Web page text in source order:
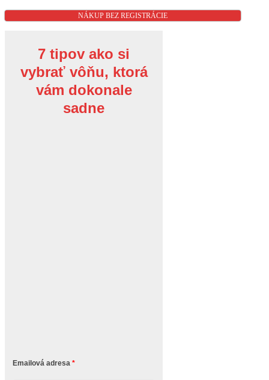
NÁKUP BEZ REGISTRÁCIE
7 tipov ako si
vybrať vôňu, ktorá
vám dokonale
sadne
Emailová adresa